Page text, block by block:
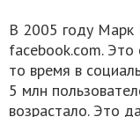
В 2005 году Марк
facebook.com.
то время в
5 млн
возрастало. Это